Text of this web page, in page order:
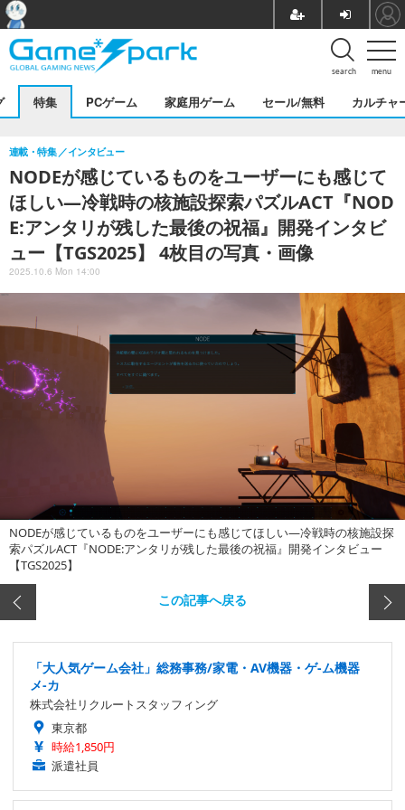
menu
search
特集 PCゲーム 家庭用ゲーム セール/無料 カルチャ
NODEが感じているものをユーザーにも感じて
ほしい―冷戦時の核施設探索パズルACT『NOD
E:アンタリが残した最後の祝福』開発インタビ
ュー【TGS2025】 4枚目の写真・画像
連載・特集 インタビュー
2025.10.6 Mon 14:00
NODEが感じているものをユーザーにも感じてほしい―冷戦時の核施設探
索パズルACT『NODE:アンタリが残した最後の祝福』開発インタビュー
【TGS2025】
この記事へ戻る
「大人気ゲーム会社」総務事務/家電・AV機器・ゲ-ム機器
メ-カ
株式会社リクルートスタッフィング
東京都
時給1,850円
派遣社員